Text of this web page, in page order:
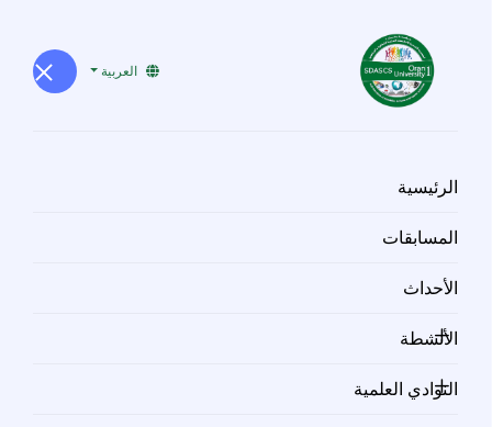
العربية
الرئيسية
المسابقات
الأحداث
الأنشطة
النوادي العلمية
معرض الصور والفيديوهات
معرض الصور والفيديوهات المتاح للطلبة والطلاب في الجامعة.